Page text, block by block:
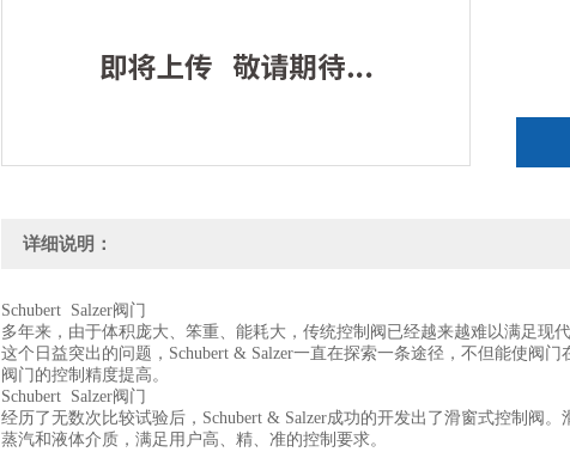
详细说明：
Schubert Salzer阀门
多年来，由于体积庞大、笨重、能耗大，传统控制阀已经越来越难以满足现
这个日益突出的问题，Schubert & Salzer一直在探索一条途径，不但能使阀
阀门的控制精度提高。
Schubert Salzer阀门
经历了无数次比较试验后，Schubert & Salzer成功的开发出了滑窗式控制阀
蒸汽和液体介质，满足用户高、精、准的控制要求。